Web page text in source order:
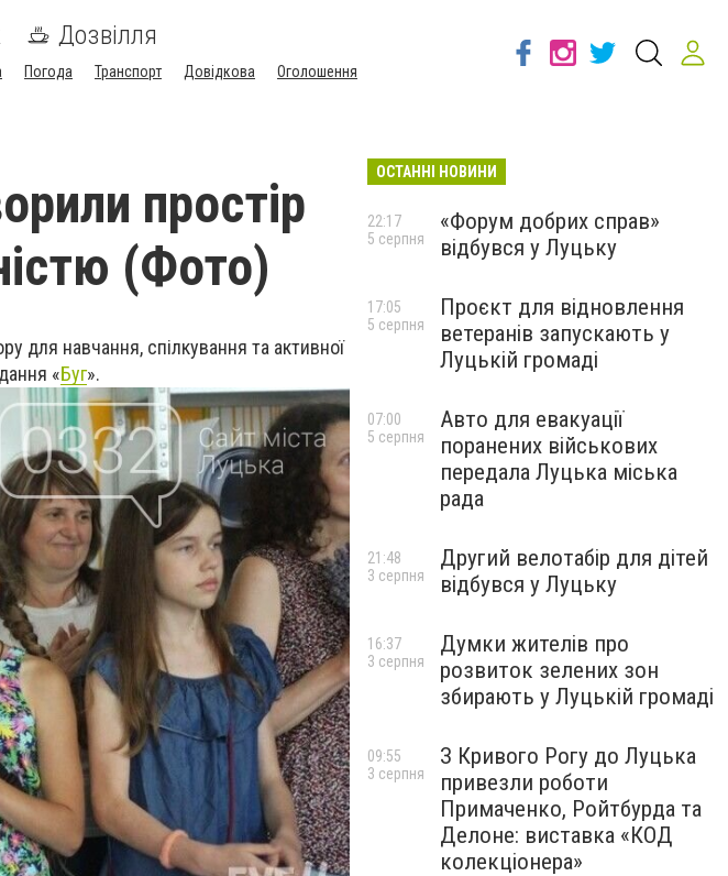
Дозвілля
Погода Транспорт Довідкова Оголошення
простір
(Фото)
для навчання, спілкування та активної
«Буг».
ОСТАННІ НОВИНИ
«Форум добрих справ»
відбувся у Луцьку
22:17
5 серпня
Проєкт для відновлення
ветеранів запускають у
Луцькій громаді
17:05
5 серпня
Авто для евакуації
поранених військових
передала Луцька міська
рада
07:00
5 серпня
Другий велотабір для дітей
відбувся у Луцьку
21:48
3 серпня
Думки жителів про
розвиток зелених зон
збирають у Луцькій громаді
16:37
3 серпня
З Кривого Рогу до Луцька
привезли роботи
Примаченко, Ройтбурда та
Делоне: виставка «КОД
колекціонера»
09:55
3 серпня